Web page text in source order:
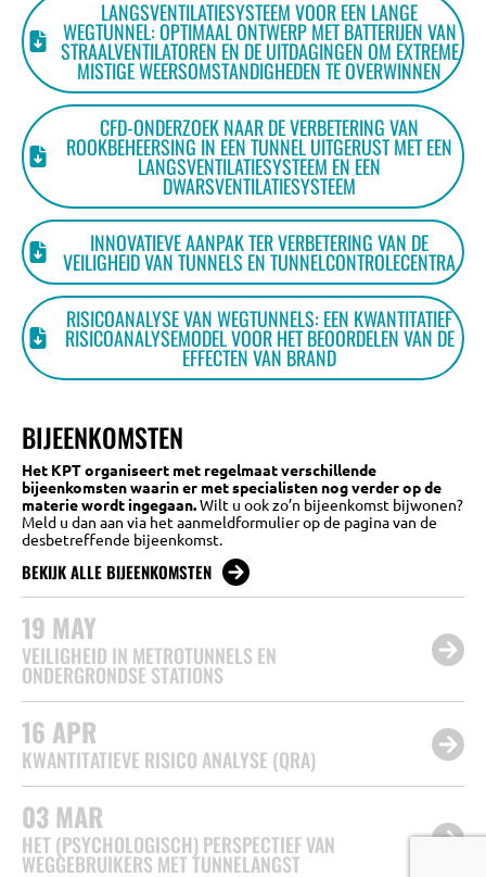
LANGSVENTILATIESYSTEEM VOOR EEN LANGE
WEGTUNNEL: OPTIMAAL ONTWERP MET BATTERIJEN VAN
STRAALVENTILATOREN EN DE UITDAGINGEN OM EXTREME
MISTIGE WEERSOMSTANDIGHEDEN TE OVERWINNEN
CFD-ONDERZOEK NAAR DE VERBETERING VAN
ROOKBEHEERSING IN EEN TUNNEL UITGERUST MET EEN
LANGSVENTILATIESYSTEEM EN EEN
DWARSVENTILATIESYSTEEM
INNOVATIEVE AANPAK TER VERBETERING VAN DE
VEILIGHEID VAN TUNNELS EN TUNNELCONTROLECENTRA
RISICOANALYSE VAN WEGTUNNELS: EEN KWANTITATIEF
RISICOANALYSEMODEL VOOR HET BEOORDELEN VAN DE
EFFECTEN VAN BRAND
BIJEENKOMSTEN
Het KPT organiseert met regelmaat verschillende
bijeenkomsten waarin er met specialisten nog verder op de
materie wordt ingegaan.Wilt u ook zo’n bijeenkomst bijwonen?
Meld u dan aan via het aanmeldformulier op de pagina van de
desbetreffende bijeenkomst.
BEKIJK ALLE BIJEENKOMSTEN
19 MAY
VEILIGHEID IN METROTUNNELS EN
ONDERGRONDSE STATIONS
16 APR
KWANTITATIEVE RISICO ANALYSE (QRA)
03MAR
HET (PSYCHOLOGISCH) PERSPECTIEF VAN
WEGGEBRUIKERS MET TUNNELANGST